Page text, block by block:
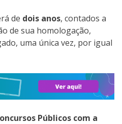
de dois anos, contados a
de sua homologação,
uma única vez, por igual
Públicos com a